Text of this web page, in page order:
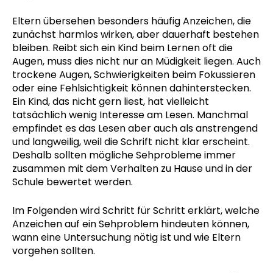
Eltern übersehen besonders häufig Anzeichen, die
zunächst harmlos wirken, aber dauerhaft bestehen
bleiben. Reibt sich ein Kind beim Lernen oft die
Augen, muss dies nicht nur an Müdigkeit liegen. Auch
trockene Augen, Schwierigkeiten beim Fokussieren
oder eine Fehlsichtigkeit können dahinterstecken.
Ein Kind, das nicht gern liest, hat vielleicht
tatsächlich wenig Interesse am Lesen. Manchmal
empfindet es das Lesen aber auch als anstrengend
und langweilig, weil die Schrift nicht klar erscheint.
Deshalb sollten mögliche Sehprobleme immer
zusammen mit dem Verhalten zu Hause und in der
Schule bewertet werden.
Im Folgenden wird Schritt für Schritt erklärt, welche
Anzeichen auf ein Sehproblem hindeuten können,
wann eine Untersuchung nötig ist und wie Eltern
vorgehen sollten.